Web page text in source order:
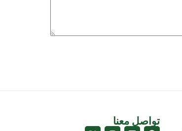
تواصل معنا